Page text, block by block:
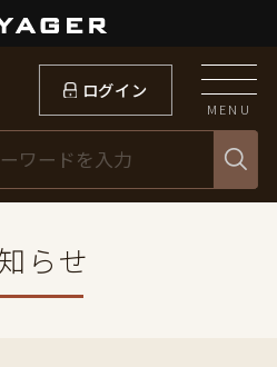
ログイン
MENU
らせ